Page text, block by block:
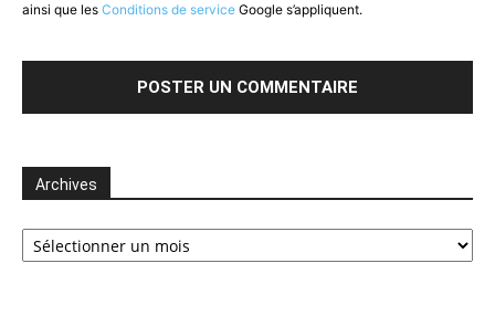
ainsi que les Conditions de service Google s’appliquent.
Archives
Archives